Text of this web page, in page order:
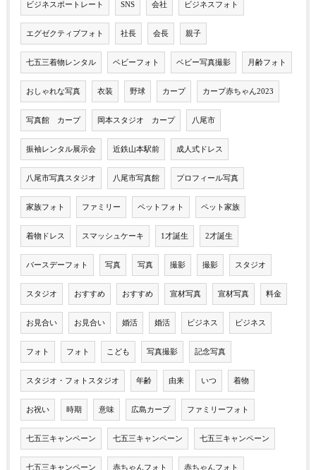
ビジネスポートレート SNS 会社 ビジネスフォト
エグゼクティブフォト 社長 会長 親子
七五三着物レンタル ベビーフォト ベビー写真撮影 月齢フォト
おしゃれな写真 衣装 野球 カープ カープ赤ちゃん2023
写真館 カープ 岡本スタジオ カープ 八尾市
振袖レンタル展示会 近鉄山本駅前 成人式ドレス
八尾市写真スタジオ 八尾市写真館 プロフィール写真
家族フォト ファミリー ペットフォト ペット家族
着物ドレス スマッシュケーキ 1才誕生 2才誕生
バースデーフォト 写真 写真 撮影 撮影 スタジオ
スタジオ おすすめ おすすめ 宣材写真 宣材写真 料金
お見合い お見合い 婚活 婚活 ビジネス ビジネス
フォト フォト こども 写真撮影 記念写真
スタジオ・フォトスタジオ 年齢 由来 いつ 着物
お祝い 時期 意味 広島カープ ファミリーフォト
七五三キャンペーン 七五三キャンペーン 七五三キャンペーン
七五三キャンペーン 赤ちゃんフォト 赤ちゃんフォト